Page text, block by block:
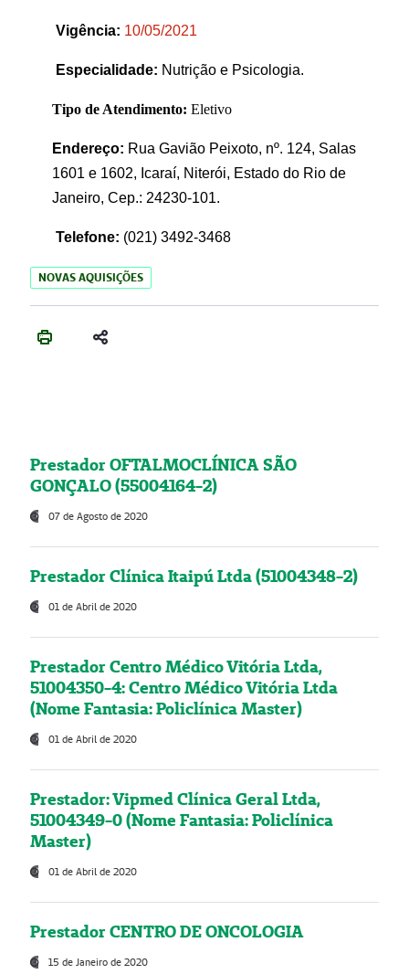
Vigência: 10/05/2021
Especialidade: Nutrição e Psicologia.
Tipo de Atendimento: Eletivo
Endereço: Rua Gavião Peixoto, nº. 124, Salas
1601 e 1602, Icaraí, Niterói, Estado do Rio de
Janeiro, Cep.: 24230-101.
Telefone: (021) 3492-3468
NOVAS AQUISIÇÕES
Prestador OFTALMOCLÍNICA SÃO
GONÇALO (55004164-2)
07 de Agosto de 2020
Prestador Clínica Itaipú Ltda (51004348-2)
01 de Abril de 2020
Prestador Centro Médico Vitória Ltda,
51004350-4: Centro Médico Vitória Ltda
(Nome Fantasia: Policlínica Master)
01 de Abril de 2020
Prestador: Vipmed Clínica Geral Ltda,
51004349-0 (Nome Fantasia: Policlínica
Master)
01 de Abril de 2020
Prestador CENTRO DE ONCOLOGIA
15 de Janeiro de 2020